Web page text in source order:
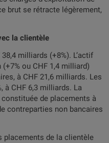
brut se rétracte légèrement,
la clientèle
milliards (+8%). L’actif
ou CHF 1,4 milliard)
à CHF 21,6 milliards. Les
à CHF 6,3 milliards. La
de placements à
contreparties non bancaires
placements de la clientèle